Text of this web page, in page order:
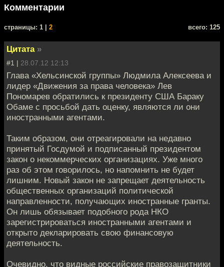
Комментарии
cтраницы: 1 | 2 всего: 125
Цитата »
#1 | 28.07.12 12:13
Глава «Хельсинской группы» Людмила Алексеева и
лидер «Движения за права человека» Лев
Пономарев обратились к президенту США Бараку
Обаме с просьбой дать оценку, являются ли они
иностранными агентами.
Таким образом, они отреагировали на недавно
принятый Госдумой и подписанный президентом
закон о некоммерческих организациях. Уже много
раз об этом говорилось, но напомнить не будет
лишним. Новый закон не запрещает деятельность
общественных организаций политической
направленности, получающих иностранные гранты.
Он лишь обязывает подобного рода НКО
зарегистрироваться иностранными агентами и
открыто декларировать свою финансовую
деятельность.
Очевидно, что видные российские правозащитники